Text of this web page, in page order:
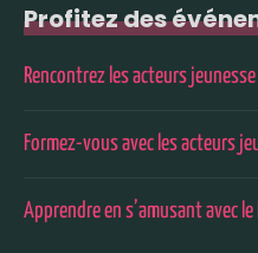
Profitez des
Rencontrez les acteurs
Formez-vous avec les acteurs
Apprendre en s’amusant avec le